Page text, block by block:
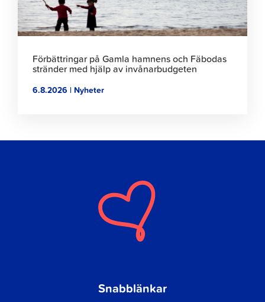
Förbättringar på Gamla hamnens och Fäbodas
stränder med hjälp av invånarbudgeten
6.8.2026 | Nyheter
Snabblänkar